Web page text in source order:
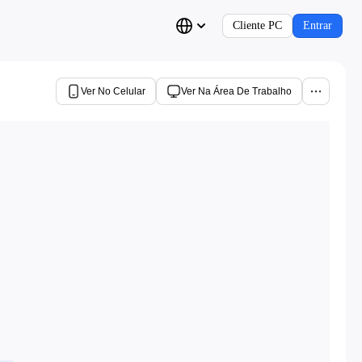
Cliente PC Entrar
Ver No Celular Ver Na Área De Trabalho